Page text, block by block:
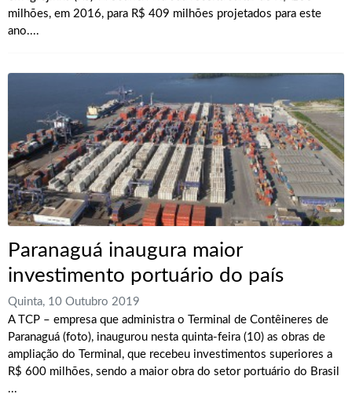
milhões, em 2016, para R$ 409 milhões projetados para este
ano....
Paranaguá inaugura maior
investimento portuário do país
Quinta, 10 Outubro 2019
A TCP – empresa que administra o Terminal de Contêineres de
Paranaguá (foto), inaugurou nesta quinta-feira (10) as obras de
ampliação do Terminal, que recebeu investimentos superiores a
R$ 600 milhões, sendo a maior obra do setor portuário do Brasil
...